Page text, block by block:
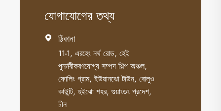
যোগাযোগের তথ্য
 ঠিকানা
11-1, এরহেং নর্থ রোড, হেই
পুনর্নবীকরণযোগ্য সম্পদ শিল্প অঞ্চল,
ফোলিং গ্রাম, ইউয়ানঝো টাউন, বোলুও
কাউন্টি, হুইঝো শহর, গুয়াংডং প্রদেশ,
চীন